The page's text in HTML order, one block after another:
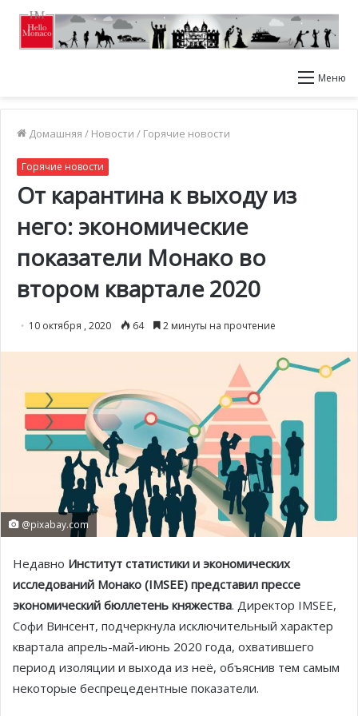
Меню
Домашняя / Новости / Горячие новости
Горячие новости
От карантина к выходу из
него: экономические
показатели Монако во
втором квартале 2020
10 октября , 2020 64 2 минуты на прочтение
@pixabay.com
Недавно Институт статистики и экономических
исследований Монако (IMSEE) представил прессе
экономический бюллетень княжества. Директор IMSEE,
Софи Винсент, подчеркнула исключительный характер
квартала апрель-май-июнь 2020 года, охватившего
период изоляции и выхода из неё, объяснив тем самым
некоторые беспрецедентные показатели.